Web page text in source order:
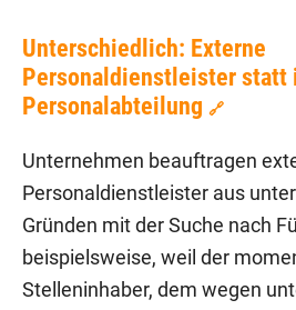
Unterschiedlich: Externe
Personaldienstleister statt
Personalabteilung 🔗
Unternehmen beauftragen
Personaldienstleister aus
Gründen mit der Suche nach
beispielsweise, weil der
Stelleninhaber, dem wegen